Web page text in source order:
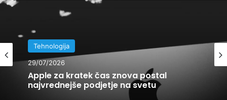
Tehnologija
29/07/2026
Tehnologija
22/07/2026